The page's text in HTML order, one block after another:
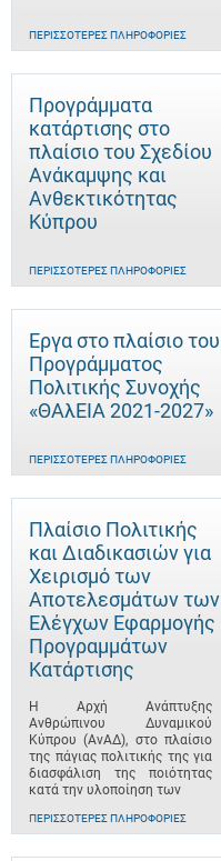
ΠΕΡΙΣΣΌΤΕΡΕΣ ΠΛΗΡΟΦΟΡΊΕΣ
Προγράμματα
κατάρτισης στο
πλαίσιο του Σχεδίου
Ανάκαμψης και
Ανθεκτικότητας
Κύπρου
ΠΕΡΙΣΣΌΤΕΡΕΣ ΠΛΗΡΟΦΟΡΊΕΣ
Έργα στο πλαίσιο του
Προγράμματος
Πολιτικής Συνοχής
«ΘΑλΕΙΑ 2021-2027»
ΠΕΡΙΣΣΌΤΕΡΕΣ ΠΛΗΡΟΦΟΡΊΕΣ
Πλαίσιο Πολιτικής
και Διαδικασιών για
Χειρισμό των
Αποτελεσμάτων των
Ελέγχων Εφαρμογής
Προγραμμάτων
Κατάρτισης
Η Αρχή Ανάπτυξης
Ανθρώπινου Δυναμικού
Κύπρου (ΑνΑΔ), στο πλαίσιο
της πάγιας πολιτικής της για
διασφάλιση της ποιότητας
κατά την υλοποίηση των
ΠΕΡΙΣΣΌΤΕΡΕΣ ΠΛΗΡΟΦΟΡΊΕΣ